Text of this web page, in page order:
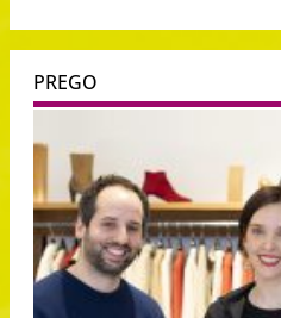
PREGO